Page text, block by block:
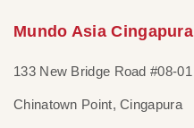
Mundo Asia Cingapura
133 New Bridge Road #08-01
Chinatown Point, Cingapura